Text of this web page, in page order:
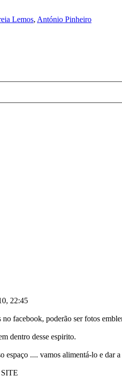
Lemos, António Pinheiro
22:45
facebook, poderão ser fotos
dentro desse espirito.
espaço .... vamos alimentá-lo e